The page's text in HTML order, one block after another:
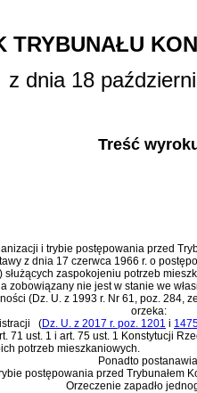
TRYBUNAŁU
z dnia 18
Treść
i trybie postępowania przed
z dnia 17 czerwca 1966 r. o
zaspokojeniu potrzeb
nie jest w stanie we
(Dz. U. z 1993 r. Nr 61, poz. 284,
orzeka:
(Dz. U. z 2017 r. poz. 1201 i
71 ust. 1 i art. 75 ust. 1 Konstytucji
potrzeb mieszkaniowych.
Ponadto
postępowania przed Trybunałem
Orzeczenie zapadło